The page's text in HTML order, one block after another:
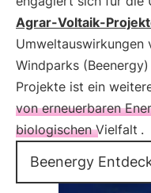
Agrar-Voltaik-
Umweltauswirkungen
Windparks
Projekte ist ein
von erneuerbaren
biologischen Vielfalt .
Beenergy